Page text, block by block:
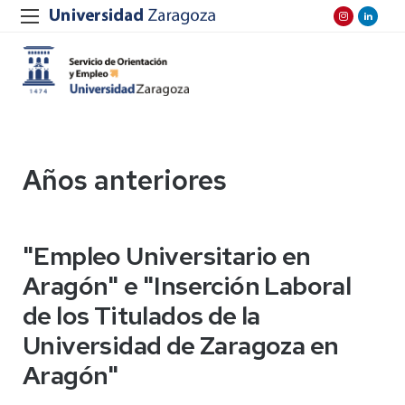
Años anteriores
"Empleo Universitario en
Aragón" e "Inserción Laboral
de los Titulados de la
Universidad de Zaragoza en
Aragón"